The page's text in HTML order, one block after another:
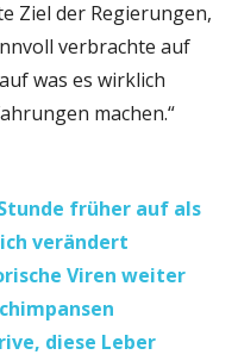
Ziel der Regierungen,
verbrachte auf
was es wirklich
machen.“
früher auf als
verändert
Viren weiter
diese Leber